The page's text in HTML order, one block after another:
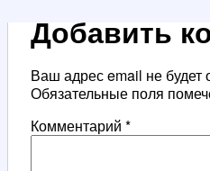
Добавить
Ваш адрес email не будет
Обязательные поля
Комментарий *